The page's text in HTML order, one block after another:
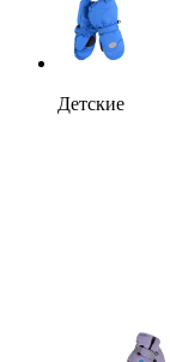
Детские